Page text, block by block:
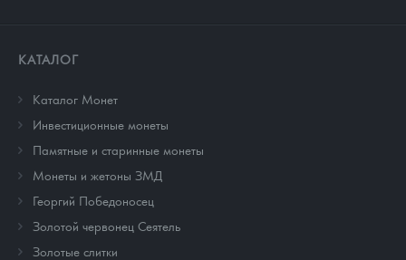
КАТАЛОГ
Каталог Монет
Инвестиционные монеты
Памятные и старинные монеты
Монеты и жетоны ЗМД
Георгий Победоносец
Золотой червонец Сеятель
Золотые слитки